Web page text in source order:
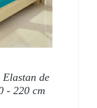
de
- 220 cm